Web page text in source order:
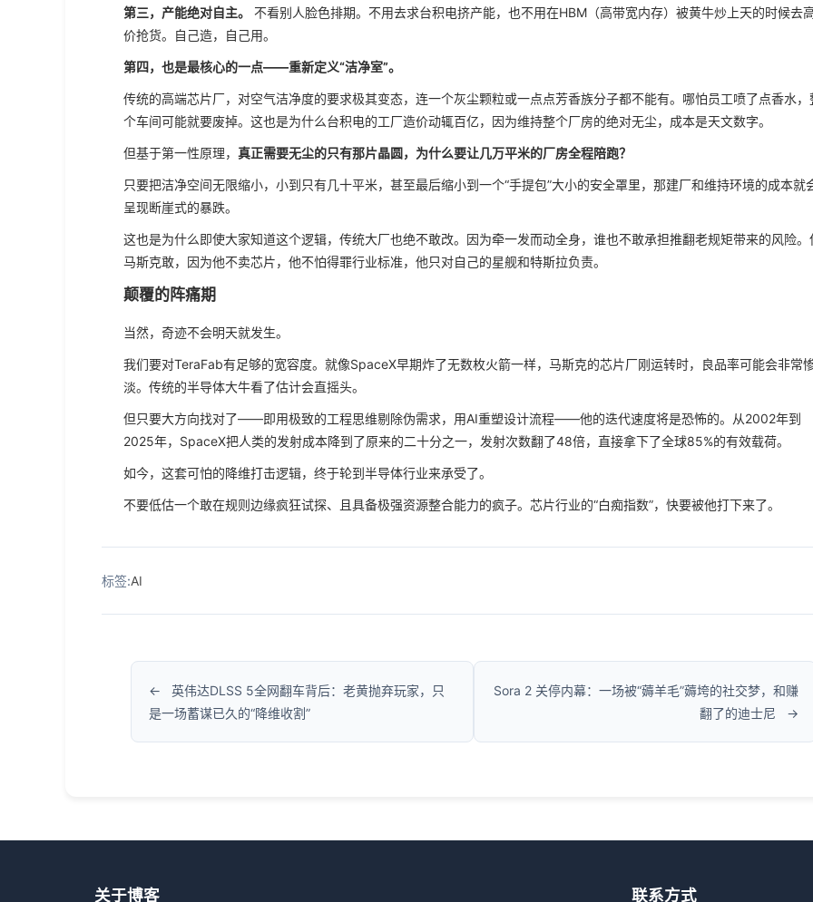
第三，产能绝对自主。
不看别人脸色排期。不用去求台积电挤产能，也不用在HBM（高带宽内存）被黄牛炒上天的时候去
价抢货。自己造，自己用。
第四，也是最核心的一点——重新定义“洁净室”。
传统的高端芯片厂，对空气洁净度的要求极其变态，连一个灰尘颗粒或一点点芳香族分子都不能有。哪怕员工喷了点香水，
个车间可能就要废掉。这也是为什么台积电的工厂造价动辄百亿，因为维持整个厂房的绝对无尘，成本是天文数字。
但基于第一性原理， 真正需要无尘的只有那片晶圆，为什么要让几万平米的厂房全程陪跑？
只要把洁净空间无限缩小，小到只有几十平米，甚至最后缩小到一个“手提包”大小的安全罩里，那建厂和维持环境的成本就
呈现断崖式的暴跌。
这也是为什么即使大家知道这个逻辑，传统大厂也绝不敢改。因为牵一发而动全身，谁也不敢承担推翻老规矩带来的风险。
马斯克敢，因为他不卖芯片，他不怕得罪行业标准，他只对自己的星舰和特斯拉负责。
颠覆的阵痛期
当然，奇迹不会明天就发生。
我们要对TeraFab有足够的宽容度。就像SpaceX早期炸了无数枚火箭一样，马斯克的芯片厂刚运转时，良品率可能会非常
淡。传统的半导体大牛看了估计会直摇头。
但只要大方向找对了——即用极致的工程思维剔除伪需求，用AI重塑设计流程——他的迭代速度将是恐怖的。从2002年到
2025年，SpaceX把人类的发射成本降到了原来的二十分之一，发射次数翻了48倍，直接拿下了全球85%的有效载荷。
如今，这套可怕的降维打击逻辑，终于轮到半导体行业来承受了。
不要低估一个敢在规则边缘疯狂试探、且具备极强资源整合能力的疯子。芯片行业的“白痴指数”，快要被他打下来了。
标签:AI
英伟达DLSS 5全网翻车背后：老黄抛弃玩家，只
是一场蓄谋已久的“降维收割”
Sora 2 关停内幕：一场被“薅羊毛”薅垮的社交梦，和赚
翻了的迪士尼
关于博客 联系方式